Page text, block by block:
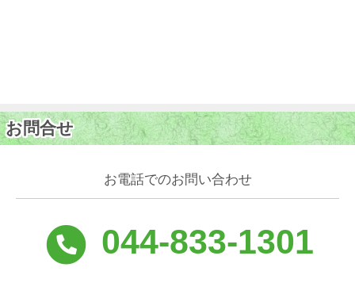
お問合せ
お電話でのお問い合わせ
044-833-1301